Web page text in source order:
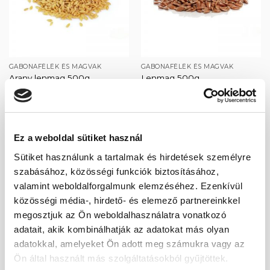
Ez a weboldal sütiket használ
Sütiket használunk a tartalmak és hirdetések személyre
szabásához, közösségi funkciók biztosításához,
valamint weboldalforgalmunk elemzéséhez. Ezenkívül
közösségi média-, hirdető- és elemező partnereinkkel
megosztjuk az Ön weboldalhasználatra vonatkozó
adatait, akik kombinálhatják az adatokat más olyan
adatokkal, amelyeket Ön adott meg számukra vagy az
Ön által használt más szolgáltatásokból gyűjtöttek.
GABONAFÉLÉK ÉS MAGVAK
Arany lenmag 500g
890Ft
GABONAFÉLÉK ÉS MAGVAK
Lenmag 500g
Kedvencekhez
NÖVÉNYI OLAJOK
Lenmagolaj, hidegen sajtolt
GABONAFÉLÉK ÉS MAGVAK
Őrölt, zsírtalanított lenmag